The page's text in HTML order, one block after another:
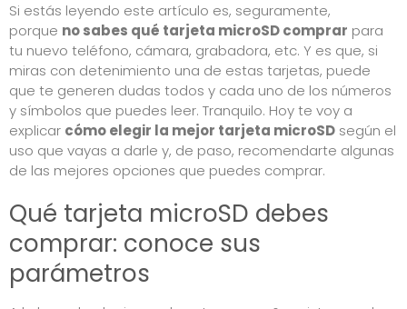
Si estás leyendo este artículo es, seguramente,
porque no sabes qué tarjeta microSD comprar para
tu nuevo teléfono, cámara, grabadora, etc. Y es que, si
miras con detenimiento una de estas tarjetas, puede
que te generen dudas todos y cada uno de los números
y símbolos que puedes leer. Tranquilo. Hoy te voy a
explicar cómo elegir la mejor tarjeta microSD según el
uso que vayas a darle y, de paso, recomendarte algunas
de las mejores opciones que puedes comprar.
Qué tarjeta microSD debes
comprar: conoce sus
parámetros